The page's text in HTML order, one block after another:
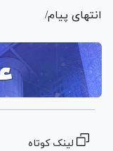
انتهای پیام/
لینک کوتاه